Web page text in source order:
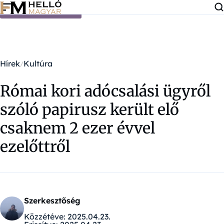
Ugrás a tartalomra
Hírek Kultúra
Római kori adócsalási ügyről
szóló papirusz került elő
csaknem 2 ezer évvel
ezelőttről
Szerkesztőség
Közzétéve: 2025.04.23.